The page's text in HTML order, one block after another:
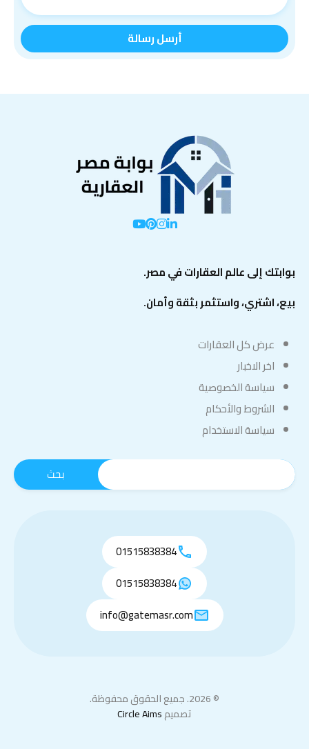
بوابتك إلى عالم العقارات في مصر.
بيع، اشتري، واستثمر بثقة وأمان.
عرض كل العقارات
اخر الاخبار
سياسة الخصوصية
الشروط والأحكام
سياسة الاستخدام
01515838384
01515838384
info@gatemasr.com
© 2026. جميع الحقوق محفوظة.
تصميمCircle Aims